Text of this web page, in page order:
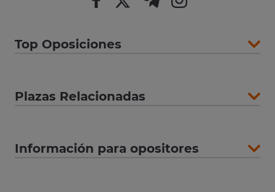
Top Oposiciones
Plazas Relacionadas
Información para opositores